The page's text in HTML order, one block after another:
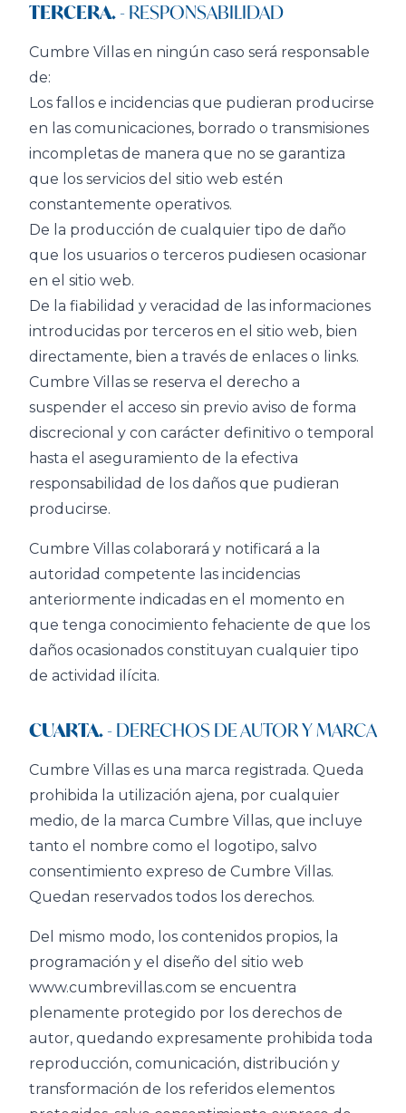
TERCERA.- RESPONSABILIDAD
Cumbre Villas en ningún caso será responsable
de:
Los fallos e incidencias que pudieran producirse
en las comunicaciones, borrado o transmisiones
incompletas de manera que no se garantiza
que los servicios del sitio web estén
constantemente operativos.
De la producción de cualquier tipo de daño
que los usuarios o terceros pudiesen ocasionar
en el sitio web.
De la fiabilidad y veracidad de las informaciones
introducidas por terceros en el sitio web, bien
directamente, bien a través de enlaces o links.
Cumbre Villas se reserva el derecho a
suspender el acceso sin previo aviso de forma
discrecional y con carácter definitivo o temporal
hasta el aseguramiento de la efectiva
responsabilidad de los daños que pudieran
producirse.
Cumbre Villas colaborará y notificará a la
autoridad competente las incidencias
anteriormente indicadas en el momento en
que tenga conocimiento fehaciente de que los
daños ocasionados constituyan cualquier tipo
de actividad ilícita.
CUARTA.- DERECHOS DE AUTOR Y MARCA
Cumbre Villas es una marca registrada. Queda
prohibida la utilización ajena, por cualquier
medio, de la marca Cumbre Villas, que incluye
tanto el nombre como el logotipo, salvo
consentimiento expreso de Cumbre Villas.
Quedan reservados todos los derechos.
Del mismo modo, los contenidos propios, la
programación y el diseño del sitio web
www.cumbrevillas.com se encuentra
plenamente protegido por los derechos de
autor, quedando expresamente prohibida toda
reproducción, comunicación, distribución y
transformación de los referidos elementos